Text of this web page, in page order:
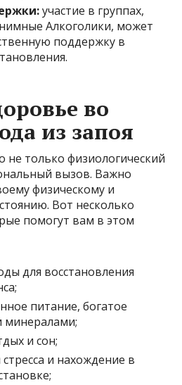
участие в группах,
Алкоголики, может
поддержку в
во
из запоя
не только физиологический
вызов. Важно
физическому и
Вот несколько
помогут вам в этом
для восстановления
питание, богатое
минералами;
и сон;
и нахождение в